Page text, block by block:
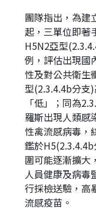
團隊指出，為建
起，三單位即著
H5N2亞型
例，評估出現國
性及對公共衛生
型(2.3.4.4b分支
「低」；同為
羅斯出現人類感
性禽流感病毒，
鑑於
圍可能逐漸擴大
人員健康及病毒
行採檢送驗，高
流感疫苗。